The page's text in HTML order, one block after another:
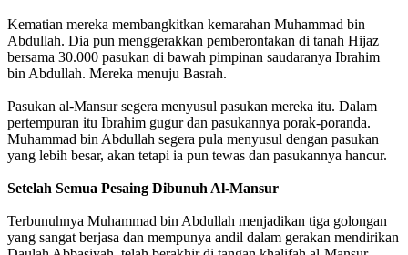
Kematian mereka membangkitkan kemarahan Muhammad bin
Abdullah. Dia pun menggerakkan pemberontakan di tanah Hijaz
bersama 30.000 pasukan di bawah pimpinan saudaranya Ibrahim
bin Abdullah. Mereka menuju Basrah.
Pasukan al-Mansur segera menyusul pasukan mereka itu. Dalam
pertempuran itu Ibrahim gugur dan pasukannya porak-poranda.
Muhammad bin Abdullah segera pula menyusul dengan pasukan
yang lebih besar, akan tetapi ia pun tewas dan pasukannya hancur.
Setelah Semua Pesaing Dibunuh Al-Mansur
Terbunuhnya Muhammad bin Abdullah menjadikan tiga golongan
yang sangat berjasa dan mempunya andil dalam gerakan mendirikan